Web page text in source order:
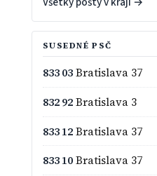
SUSEDNÉ PSČ
833 03Bratislava 37
832 92Bratislava 3
833 12Bratislava 37
833 10Bratislava 37